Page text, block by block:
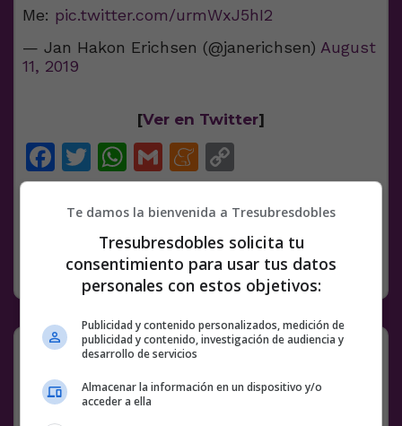
Me: pic.twitter.com/urmWxJ5hI2
— Jan Hakon Erichsen (@janerichsen) August
11, 2019
[Ver en Twitter]
Facebook
Twitter
WhatsApp
GmailMeneame
Link
CONFINAMIENTO GLOBOS TWITTER VÍDEOS
3 COMENTARIOS
SIN CATEGORÍA 29 OCTUBRE, 2020
El tío MÁS GUAY del mundo, bueno
el saxofonista también mola
Te damos la bienvenida a Tresubresdobles
Tresubresdobles solicita tu
consentimiento para usar tus datos
personales con estos objetivos:
Publicidad y contenido personalizados, medición de
publicidad y contenido, investigación de audiencia y
desarrollo de servicios
Almacenar la información en un dispositivo y/o
acceder a ella